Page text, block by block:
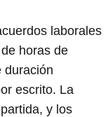
laborales
horas de
duración
escrito. La
y los